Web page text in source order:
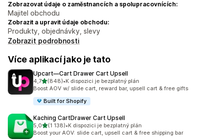
Zobrazovat údaje o zaměstnancích a spolupracovnících:
Majitel obchodu
Zobrazit a upravit údaje obchodu:
Produkty, objednávky, slevy
Zobrazit podrobnosti
Více aplikací jako je tato
Upcart—Cart Drawer Cart Upsell
4,7z 5 hvězd
(848)
Celkový počet recenzí: 848
•K dispozici je bezplatný plán
Boost AOV w/ slide cart, reward bar, upsell cart & free gifts
Built for Shopify
Kaching CartDrawer Cart Upsell
5,0z 5 hvězd
(1 138)
Celkový počet recenzí: 1138
•K dispozici je bezplatný plán
Boost your AOV: slide cart, upsell cart & free shipping bar